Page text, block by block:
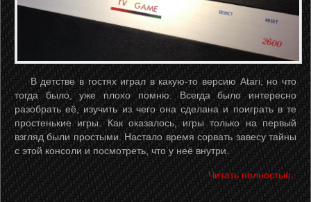
В детстве в гостях играл в какую-то версию Atari, но что
тогда было, уже плохо помню. Всегда было интересно
разобрать её, изучить из чего она сделана и поиграть в те
простенькие игры. Как оказалось, игры только на первый
взгляд были простыми. Настало время сорвать завесу тайны
с этой консоли и посмотреть, что у неё внутри.
Читать полностью..